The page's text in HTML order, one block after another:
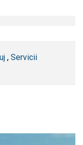
, Servicii